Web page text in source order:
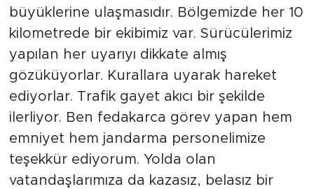
büyüklerine ulaşmasıdır. Bölgemizde her 10
kilometrede bir ekibimiz var. Sürücülerimiz
yapılan her uyarıyı dikkate almış
gözüküyorlar. Kurallara uyarak hareket
ediyorlar. Trafik gayet akıcı bir şekilde
ilerliyor. Ben fedakarca görev yapan hem
emniyet hem jandarma personelimize
teşekkür ediyorum. Yolda olan
vatandaşlarımıza da kazasız, belasız bir